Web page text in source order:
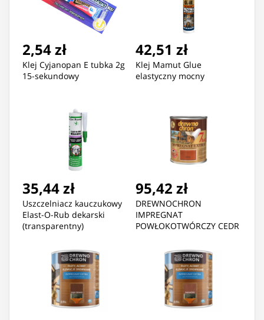
2,54 zł
Klej Cyjanopan E tubka 2g
15-sekundowy
42,51 zł
Klej Mamut Glue
elastyczny mocny
35,44 zł
Uszczelniacz kauczukowy
Elast-O-Rub dekarski
(transparentny)
95,42 zł
DREWNOCHRON
IMPREGNAT
POWŁOKOTWÓRCZY CEDR